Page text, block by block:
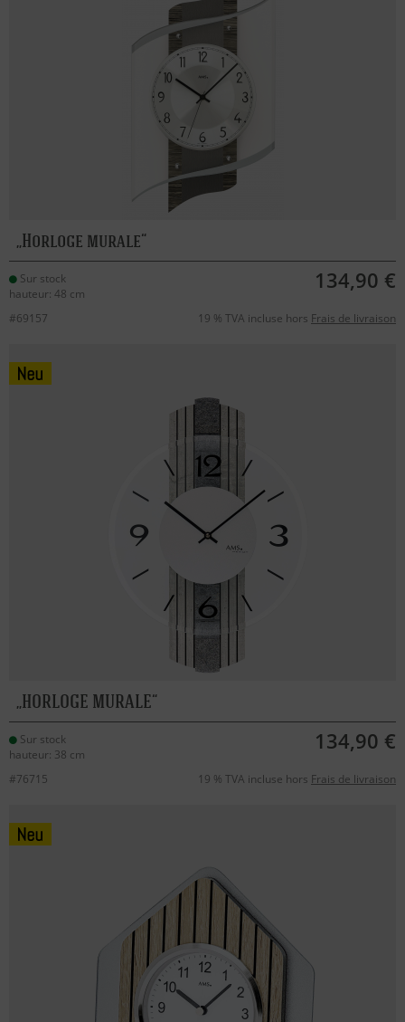
Horloge murale
Sur stock
hauteur: 48 cm
134,90 €
#69157 19 % TVA incluse hors Frais de livraison
HORLOGE MURALE
Sur stock
hauteur: 38 cm
134,90 €
#76715 19 % TVA incluse hors Frais de livraison